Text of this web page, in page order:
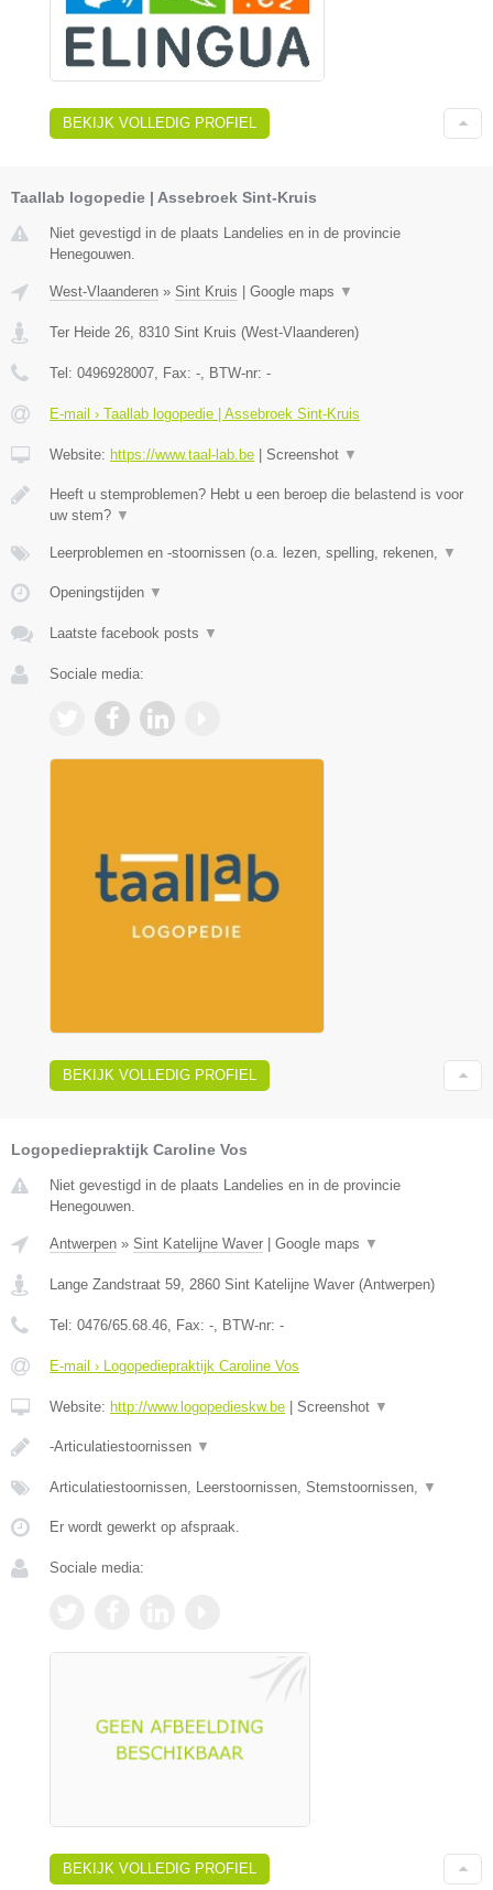
BEKIJK VOLLEDIG PROFIEL
Taallab logopedie | Assebroek Sint-Kruis
Niet gevestigd in de plaats Landelies en in de provincie
Henegouwen.
West-Vlaanderen » Sint Kruis Google maps ▼
Ter Heide 26, 8310 Sint Kruis (West-Vlaanderen)
Tel: 0496928007, Fax: -, BTW-nr: -
E-mail › Taallab logopedie | Assebroek Sint-Kruis
Website: https://www.taal-lab.be Screenshot ▼
Heeft u stemproblemen? Hebt u een beroep die belastend is voor
uw stem? ▼
Leerproblemen en -stoornissen (o.a. lezen, spelling, rekenen, ▼
Openingstijden ▼
Laatste facebook posts ▼
Sociale media:
BEKIJK VOLLEDIG PROFIEL
Logopediepraktijk Caroline Vos
Niet gevestigd in de plaats Landelies en in de provincie
Henegouwen.
Antwerpen » Sint Katelijne Waver Google maps ▼
Lange Zandstraat 59, 2860 Sint Katelijne Waver (Antwerpen)
Tel: 0476/65.68.46, Fax: -, BTW-nr: -
E-mail › Logopediepraktijk Caroline Vos
Website: http://www.logopedieskw.be Screenshot ▼
-Articulatiestoornissen ▼
Articulatiestoornissen, Leerstoornissen, Stemstoornissen, ▼
Er wordt gewerkt op afspraak.
Sociale media:
BEKIJK VOLLEDIG PROFIEL